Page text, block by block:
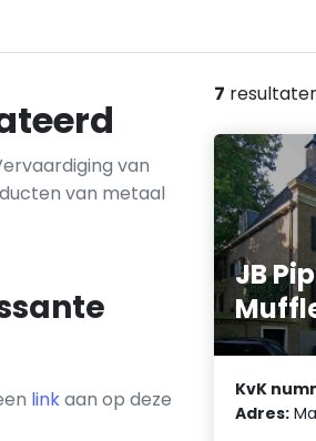
van
van metaal
linkaan op deze
7
JB
KvK
Adres: